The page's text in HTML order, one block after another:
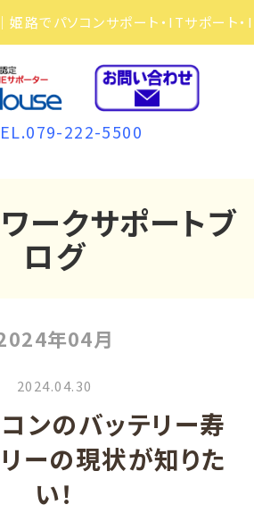
222-5500
ークサポートブ
ログ
年04月
2024.04.30
ンのバッテリー寿
ーの現状が知りた
い！